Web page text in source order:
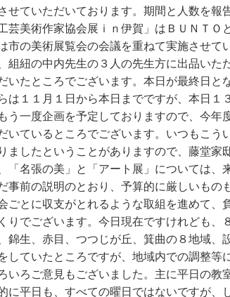
せていただいております。期間と人数を
芸美術作家協会展ｉｎ伊賀」はＢＵＮＴ
市の美術展覧会の会議を重ねて実施させ
組紐の中内先生の３人の先生方に出品い
いたところでございます。本日が最終日
は１１月１日から本日までですが、本日
う一度企画を予定しておりますので、今
いているところでございます。いつもこ
ましたということがありますので、藤堂
「名張の美」と「アート展」については
事前の説明のとおり、予算的に厳しいも
ごとに収支がとれるような取組を進めて
りでございます。今日現在ですけれども
錦生、赤目、つつじが丘、箕曲の８地域
していたところですが、地域内での調整
いろご意見もございました。主に平日の
に平日も、すべての曜日ではないですが